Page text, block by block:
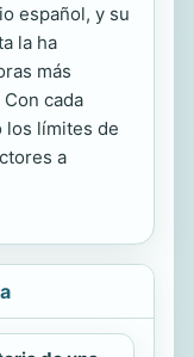
español, y su
la ha
más
cada
los límites de
a